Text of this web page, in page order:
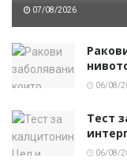
07/08/2026
06/08/
Тест
06/08/